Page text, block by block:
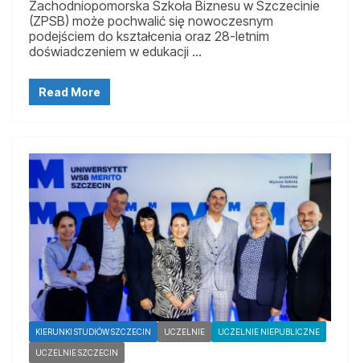
Zachodniopomorska Szkoła Biznesu w Szczecinie
(ZPSB) może pochwalić się nowoczesnym
podejściem do kształcenia oraz 28-letnim
doświadczeniem w edukacji …
Read More
KIERUNKI STUDIÓW SZCZECIN UCZELNIE UCZELNIE NIEPUBLICZNE
UCZELNIE SZCZECIN